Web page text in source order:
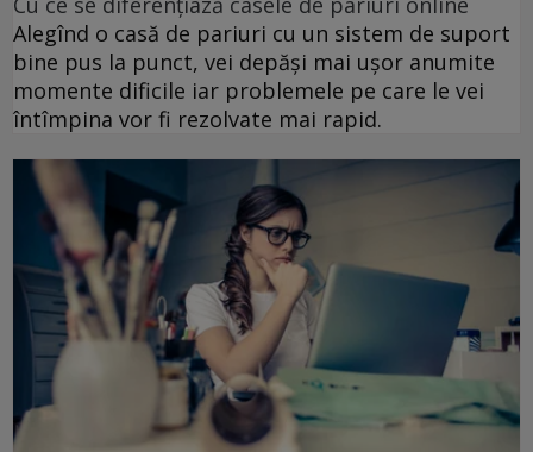
Alegînd o casă de pariuri cu un sistem de suport
bine pus la punct, vei depăși mai ușor anumite
momente dificile iar problemele pe care le vei
întîmpina vor fi rezolvate mai rapid.